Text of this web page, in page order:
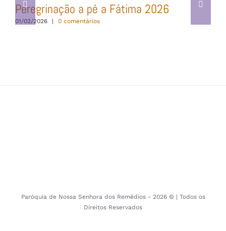
Peregrinação a pé a Fátima 2026
01/02/2026 | 0 comentários
Paróquia de Nossa Senhora dos Remédios - 2026 © | Todos os
Direitos Reservados